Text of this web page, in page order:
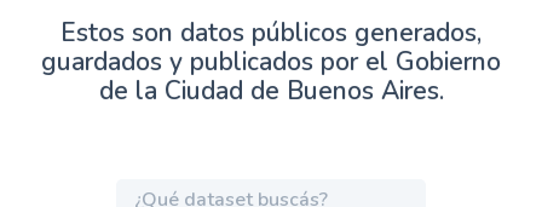
Estos son datos públicos generados,
guardados y publicados por el Gobierno
de la Ciudad de Buenos Aires.